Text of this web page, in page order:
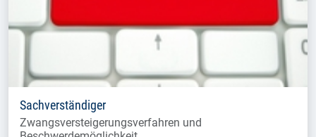
Sachverständiger
Zwangsversteigerungsverfahren und